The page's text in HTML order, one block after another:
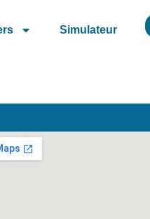
Simulateur